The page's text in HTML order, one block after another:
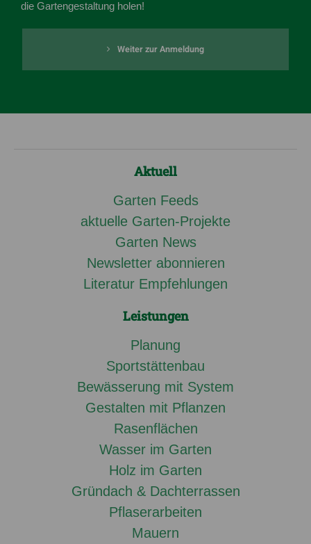
die Gartengestaltung holen!
Weiter zur Anmeldung
Aktuell
Garten Feeds
aktuelle Garten-Projekte
Garten News
Newsletter abonnieren
Literatur Empfehlungen
Leistungen
Planung
Sportstättenbau
Bewässerung mit System
Gestalten mit Pflanzen
Rasenflächen
Wasser im Garten
Holz im Garten
Gründach & Dachterrassen
Pflaserarbeiten
Mauern